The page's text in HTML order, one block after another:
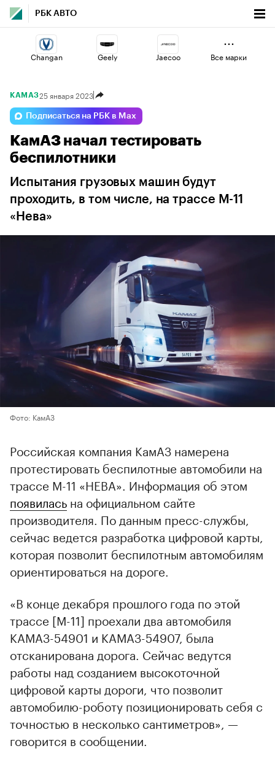
РБК АВТО
Changan Geely Jaecoo
Volga Voyah
Lada Omoda Esteo
Все марки
КАМАЗ25 января 2023
Подписаться на РБК в Max
КамАЗ начал тестировать
беспилотники
Испытания грузовых машин будут
проходить, в том числе, на трассе М-11
«Нева»
Фото: КамАЗ
Российская компания КамАЗ намерена
протестировать беспилотные автомобили на
трассе М-11 «НЕВА». Информация об этом
появилась на официальном сайте
производителя. По данным пресс-службы,
сейчас ведется разработка цифровой карты,
которая позволит беспилотным автомобилям
ориентироваться на дороге.
«В конце декабря прошлого года по этой
трассе [М-11] проехали два автомобиля
КАМАЗ-54901 и КАМАЗ-54907, была
отсканирована дорога. Сейчас ведутся
работы над созданием высокоточной
цифровой карты дороги, что позволит
автомобилю-роботу позиционировать себя с
точностью в несколько сантиметров», —
говорится в сообщении.